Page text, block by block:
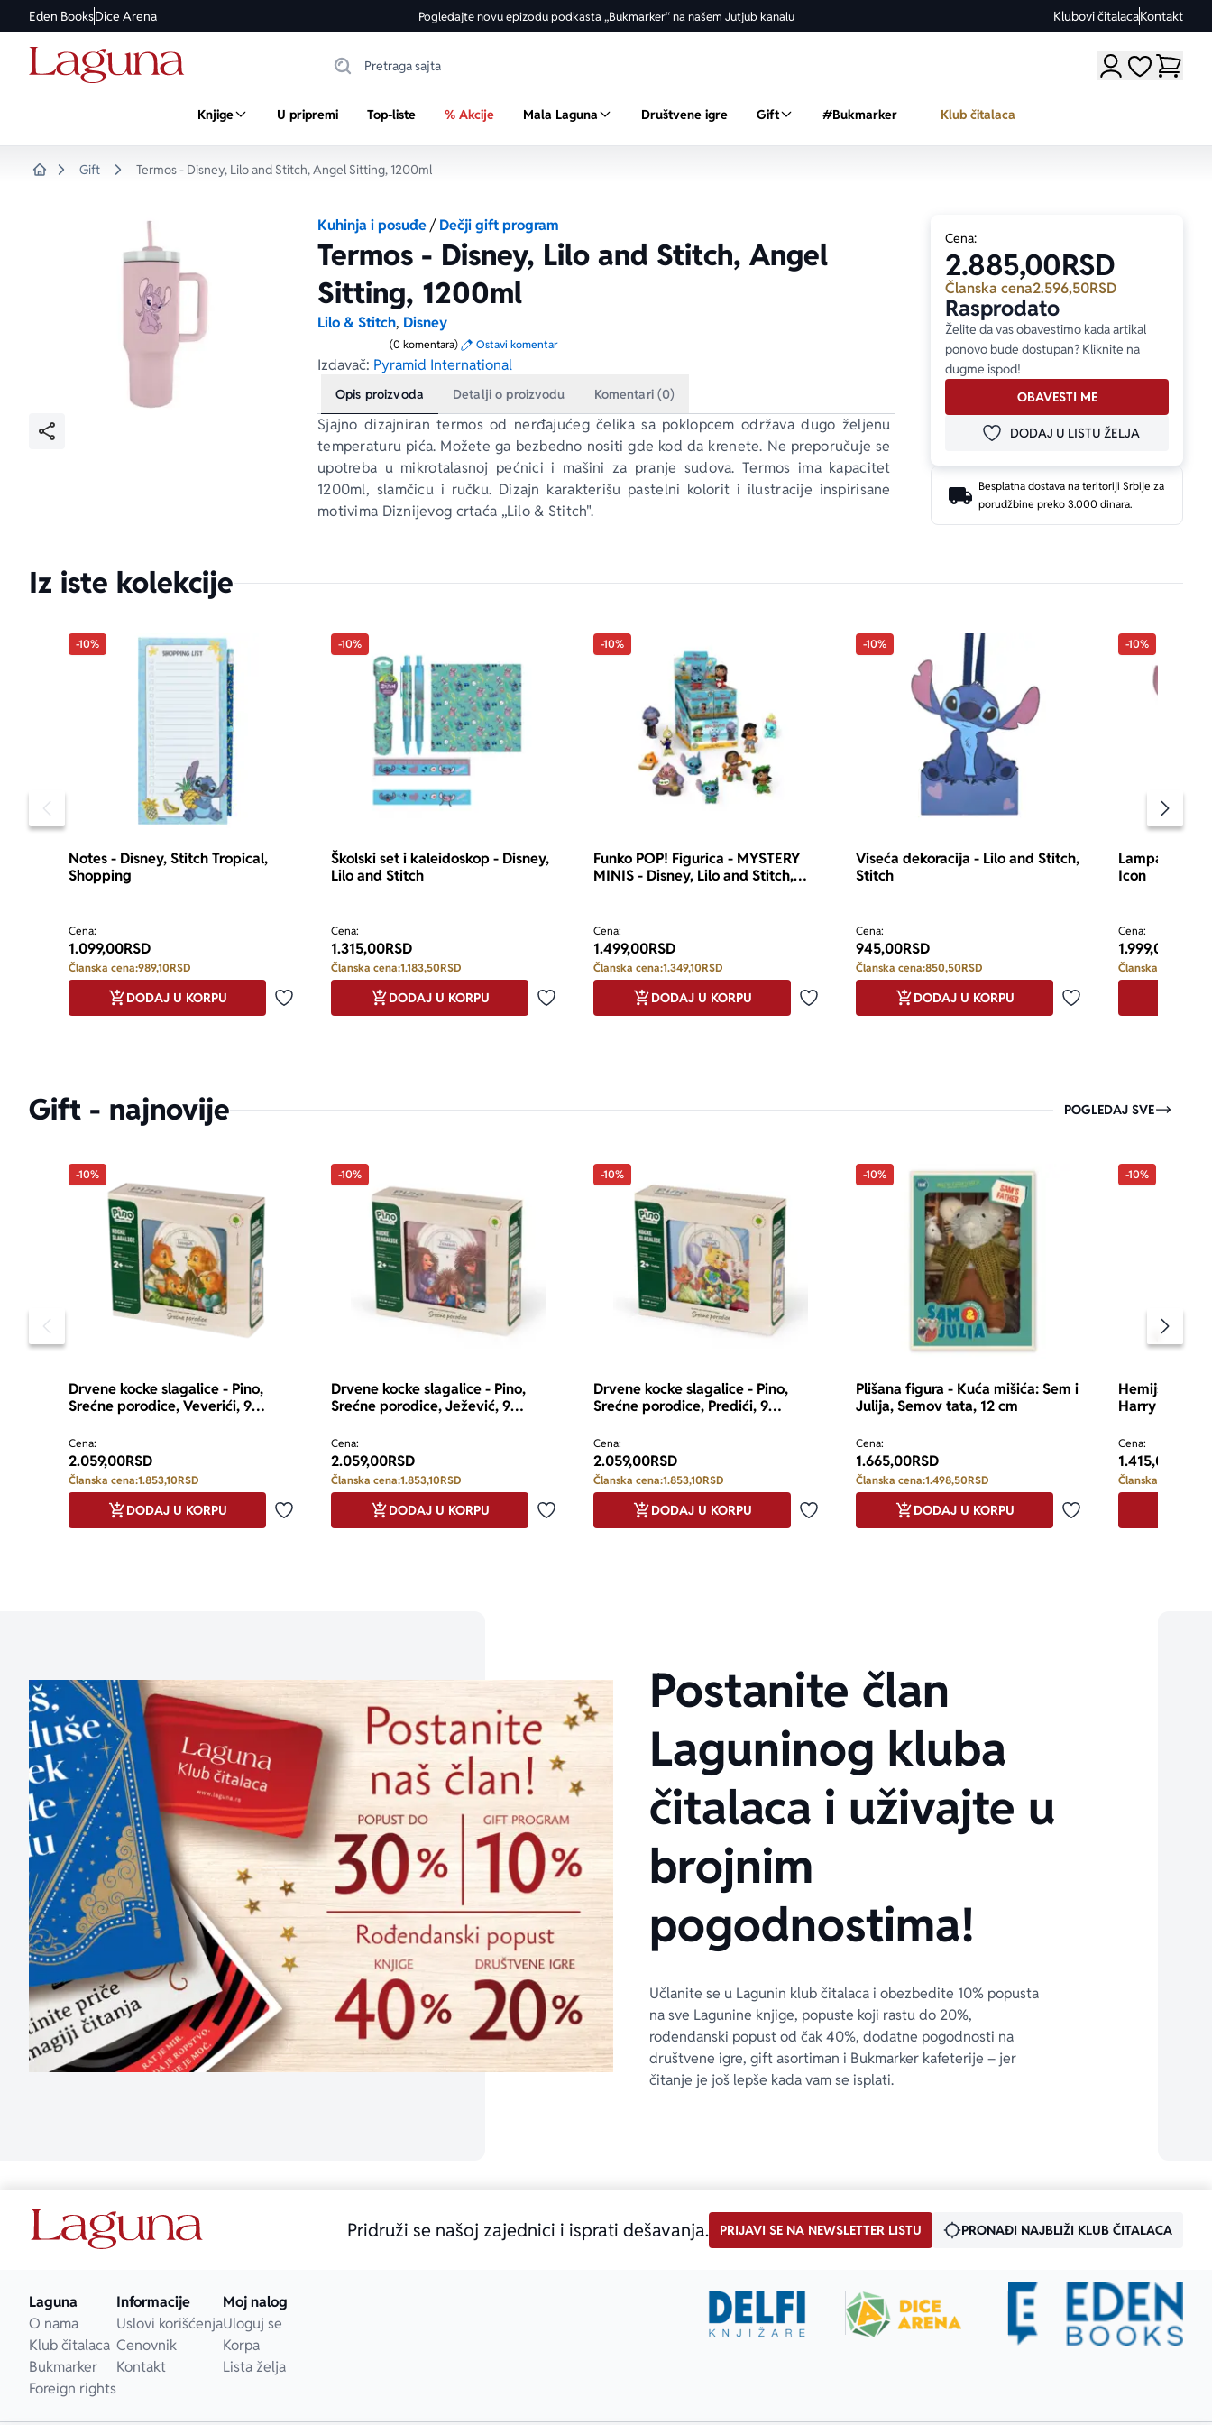
Eden BooksDice Arena Pogledajte novu epizodu podkasta „Bukmarker“ na našem Jutjub kanalu Klubovi čitalacaKontakt
Moji omiljeni
Knjige U pripremi Top-liste % Akcije Mala Laguna Društvene igre Gift #Bukmarker Klub čitalaca
Gift Termos - Disney, Lilo and Stitch, Angel Sitting, 1200ml
Kuhinja i posuđe/Dečji gift program
Termos - Disney, Lilo and Stitch, Angel
Sitting, 1200ml
Lilo & Stitch, Disney
(0 komentara) Ostavi komentar
Izdavač: Pyramid International
Opis proizvoda Detalji o proizvodu Komentari (0)
Sjajno dizajniran termos od nerđajućeg čelika sa poklopcem održava dugo željenu
temperaturu pića. Možete ga bezbedno nositi gde kod da krenete. Ne preporučuje se
upotreba u mikrotalasnoj pećnici i mašini za pranje sudova. Termos ima kapacitet
1200ml, slamčicu i ručku. Dizajn karakterišu pastelni kolorit i ilustracije inspirisane
motivima Diznijevog crtaća „Lilo & Stitch".
Cena:
2.885,00RSD
Članska cena2.596,50RSD
Rasprodato
Želite da vas obavestimo kada artikal
ponovo bude dostupan? Kliknite na
dugme ispod!
OBAVESTI ME
DODAJ U OMILJENE
DODAJ U LISTU ŽELJA
Besplatna dostava na teritoriji Srbije za
porudžbine preko 3.000 dinara.
Iz iste kolekcije
Pomeranje sadržaja slajdera u levo
-10%
Notes - Disney, Stitch Tropical,
Shopping
Cena:
1.099,00RSD
Članska cena:989,10RSD
Dodaj u omiljene
DODAJ U KORPU
-10%
Školski set i kaleidoskop - Disney,
Lilo and Stitch
Cena:
1.315,00RSD
Članska cena:1.183,50RSD
Dodaj u omiljene
DODAJ U KORPU
-10%
Funko POP! Figurica - MYSTERY
MINIS - Disney, Lilo and Stitch,
Cena:
1.499,00RSD
Članska cena:1.349,10RSD
Dodaj u omiljene
DODAJ U KORPU
-10%
Viseća dekoracija - Lilo and Stitch,
Stitch
Cena:
945,00RSD
Članska cena:850,50RSD
Dodaj u omiljene
DODAJ U KORPU
-10%
Lampa -
Icon
Cena:
1.999,00
Članska cena:
Gift - najnovije POGLEDAJ SVE
Pomeranje sadržaja slajdera u levo
-10%
Drvene kocke slagalice - Pino,
Srećne porodice, Veverići, 9
Cena:
2.059,00RSD
Članska cena:1.853,10RSD
Dodaj u omiljene
DODAJ U KORPU
-10%
Drvene kocke slagalice - Pino,
Srećne porodice, Ježević, 9
Cena:
2.059,00RSD
Članska cena:1.853,10RSD
Dodaj u omiljene
DODAJ U KORPU
-10%
Drvene kocke slagalice - Pino,
Srećne porodice, Predići, 9
Cena:
2.059,00RSD
Članska cena:1.853,10RSD
Dodaj u omiljene
DODAJ U KORPU
-10%
Plišana figura - Kuća mišića: Sem i
Julija, Semov tata, 12 cm
Cena:
1.665,00RSD
Članska cena:1.498,50RSD
Dodaj u omiljene
DODAJ U KORPU
-10%
Hemijska
Harry Potter,
Cena:
1.415,00
Članska cena:
Postanite član
Laguninog kluba
čitalaca i uživajte u
brojnim
pogodnostima!
Učlanite se u Lagunin klub čitalaca i obezbedite 10% popusta
na sve Lagunine knjige, popuste koji rastu do 20%,
rođendanski popust od čak 40%, dodatne pogodnosti na
društvene igre, gift asortiman i Bukmarker kafeterije – jer
čitanje je još lepše kada vam se isplati.
Pridruži se našoj zajednici i isprati dešavanja. PRIJAVI SE NA NEWSLETTER LISTU PRONAĐI NAJBLIŽI KLUB ČITALACA
Laguna
O nama
Klub čitalaca
Bukmarker
Foreign rights
Informacije
Uslovi korišćenja
Cenovnik
Kontakt
Moj nalog
Uloguj se
Korpa
Lista želja